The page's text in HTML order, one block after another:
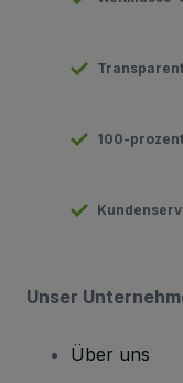
100-
Unser
Über uns